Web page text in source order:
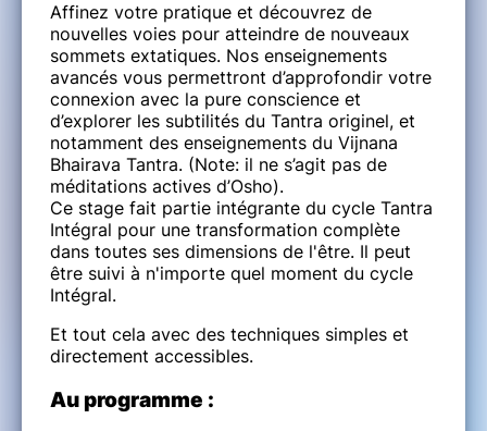
Affinez votre pratique et découvrez de
nouvelles voies pour atteindre de nouveaux
sommets extatiques. Nos enseignements
avancés vous permettront d’approfondir votre
connexion avec la pure conscience et
d’explorer les subtilités du Tantra originel, et
notamment des enseignements du Vijnana
Bhairava Tantra. (Note: il ne s’agit pas de
méditations actives d’Osho).
Ce stage fait partie intégrante du cycle Tantra
Intégral pour une transformation complète
dans toutes ses dimensions de l'être. Il peut
être suivi à n'importe quel moment du cycle
Intégral.
Et tout cela avec des techniques simples et
directement accessibles.
Au programme :